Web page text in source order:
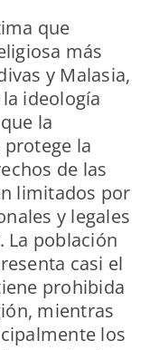
que
más
y Malasia,
ideología
la
protege la
de las
limitados por
y legales
La población
casi el
prohibida
mientras
los